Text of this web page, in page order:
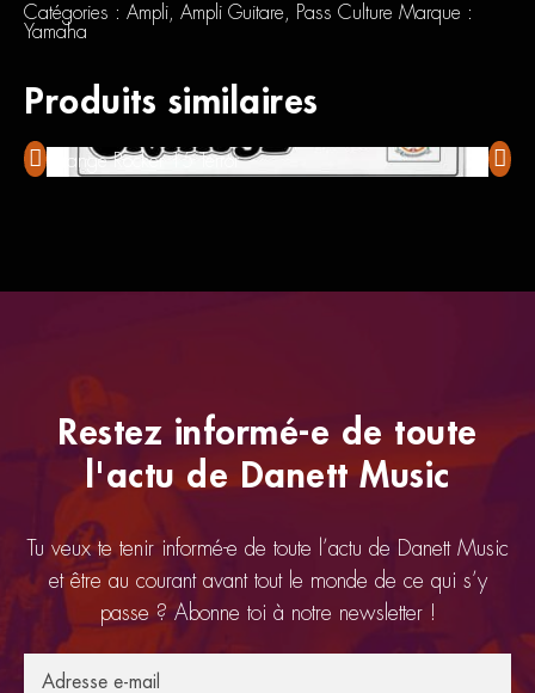
Thr
10/30
Catégories : Ampli Ampli Guitare Pass Culture Marque :
Yamaha
Produits similaires
Orange Rocker 15 Terror
Restez informé-e de toute
l'actu de Danett Music
Tu veux te tenir informé-e de toute l’actu de Danett Music
et être au courant avant tout le monde de ce qui s’y
passe ? Abonne toi à notre newsletter !